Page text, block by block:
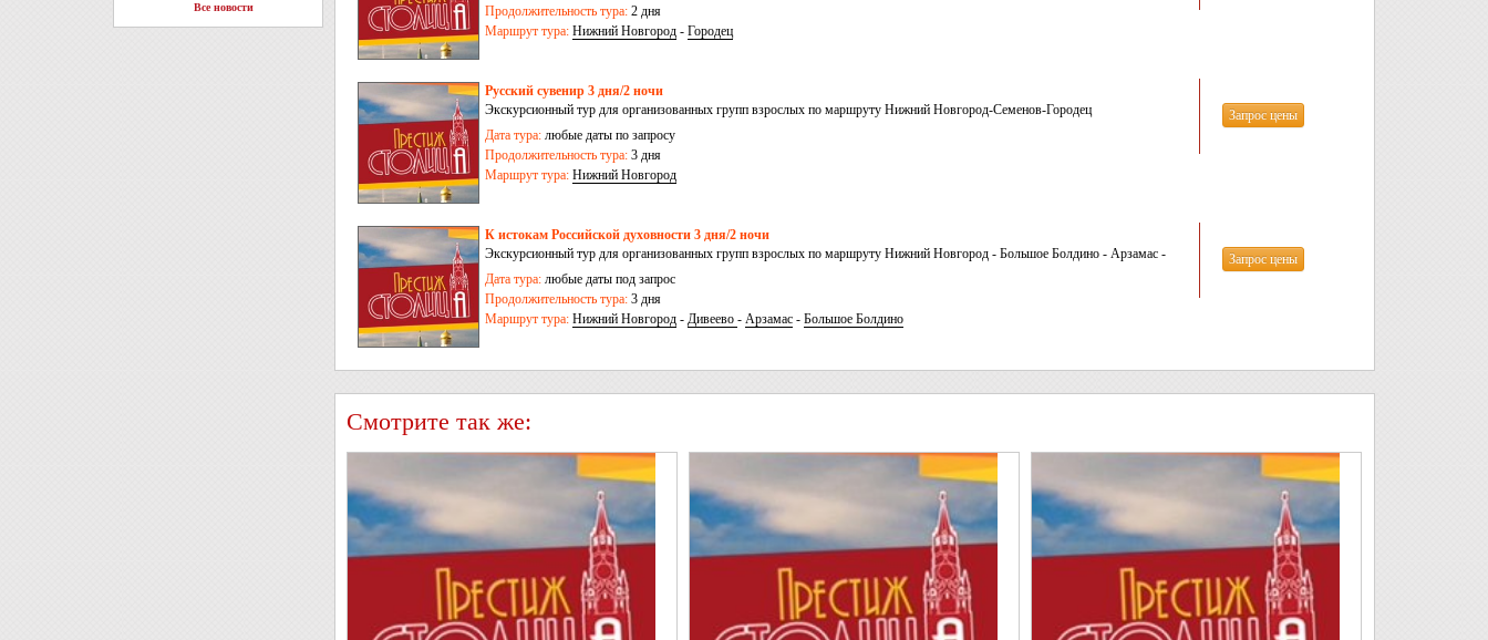
Все новости
Продолжительность тура: 2 дня
Маршрут тура: Нижний Новгород - Городец
Русский сувенир 3 дня/2 ночи
Экскурсионный тур для организованных групп взрослых по маршруту Нижний Новгород-Семенов-Городец
Дата тура: любые даты по запросу
Продолжительность тура: 3 дня
Маршрут тура: Нижний Новгород
Запрос цены
К истокам Российской духовности 3 дня/2 ночи
Экскурсионный тур для организованных групп взрослых по маршруту Нижний Новгород - Большое Болдино - Арзамас -
Дивеево
Дата тура: любые даты под запрос
Продолжительность тура: 3 дня
Маршрут тура: Нижний Новгород - Дивеево - Арзамас - Большое Болдино
Запрос цены
Смотрите так же: